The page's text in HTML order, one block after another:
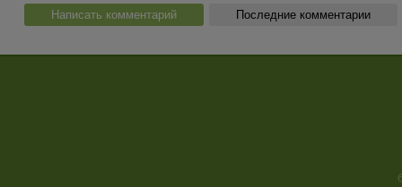
Написать комментарий Последние комментарии